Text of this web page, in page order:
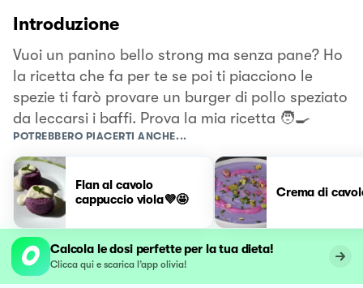
Introduzione
Vuoi un panino bello strong ma senza pane? Ho
la ricetta che fa per te se poi ti piacciono le
spezie ti farò provare un burger di pollo speziato
da leccarsi i baffi. Prova la mia ricetta 🧑‍🍳
POTREBBERO PIACERTI ANCHE...
Flan al cavolo
cappuccio viola💜🤩
Crema di
Calcola le dosi perfette per la tua dieta!
Clicca qui e scarica l’app olivia!